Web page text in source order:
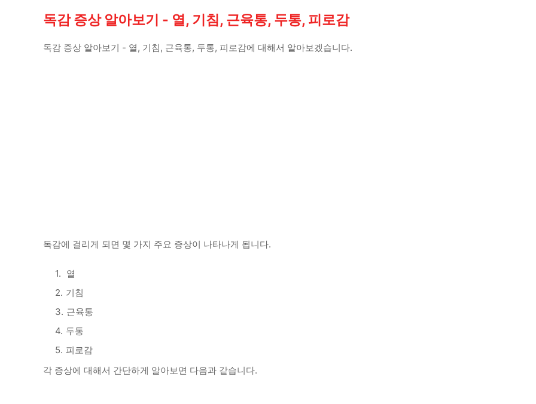
독감 증상 알아보기 - 열, 기침, 근육통, 두통, 피로감
독감 증상 알아보기 - 열, 기침, 근육통, 두통, 피로감에 대해서 알아보겠습니다.
독감에 걸리게 되면 몇 가지 주요 증상이 나타나게 됩니다.
열
기침
근육통
두통
피로감
각 증상에 대해서 간단하게 알아보면 다음과 같습니다.